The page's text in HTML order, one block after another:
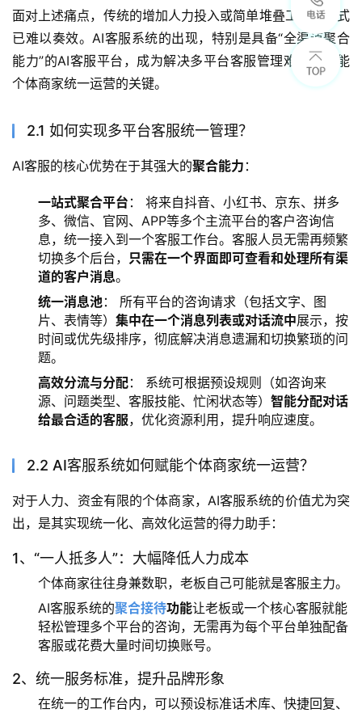
面对上述痛点，传统的增加人力投入或简单堆叠工具的模式
已难以奏效。AI客服系统的出现，特别是具备“全渠道聚合
能力”的AI客服平台，成为解决多平台客服管理难题、赋能
个体商家统一运营的关键。
2.1 如何实现多平台客服统一管理？
AI客服的核心优势在于其强大的聚合能力 ：
一站式聚合平台 ： 将来自抖音、小红书、京东、拼多
多、微信、官网、APP等多个主流平台的客户咨询信
息，统一接入到一个客服工作台。客服人员无需再频繁
切换多个后台， 只需在一个界面即可查看和处理所有渠
道的客户消息。
统一消息池： 所有平台的咨询请求（包括文字、图
片、表情等） 集中在一个消息列表或对话流中展示，按
时间或优先级排序，彻底解决消息遗漏和切换繁琐的问
题。
高效分流与分配： 系统可根据预设规则（如咨询来
源、问题类型、客服技能、忙闲状态等） 智能分配对话
给最合适的客服，优化资源利用，提升响应速度。
2.2 AI客服系统如何赋能个体商家统一运营？
对于人力、资金有限的个体商家，AI客服系统的价值尤为突
出，是其实现统一化、高效化运营的得力助手：
1、“一人抵多人”：大幅降低人力成本
个体商家往往身兼数职，老板自己可能就是客服主力。
AI客服系统的聚合接待功能让老板或一个核心客服就能
轻松管理多个平台的咨询，无需再为每个平台单独配备
客服或花费大量时间切换账号。
2、统一服务标准，提升品牌形象
在统一的工作台内，可以预设标准话术库、快捷回复、